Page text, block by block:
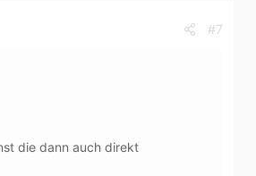
#7
die dann auch direkt